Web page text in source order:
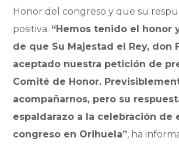
Honor del congreso y que su
positiva. “Hemos tenido el honor
de que Su Majestad el Rey, don
aceptado nuestra petición de
Comité de Honor.
acompañarnos, pero su
espaldarazo a la celebración de
congreso en Orihuela”, ha